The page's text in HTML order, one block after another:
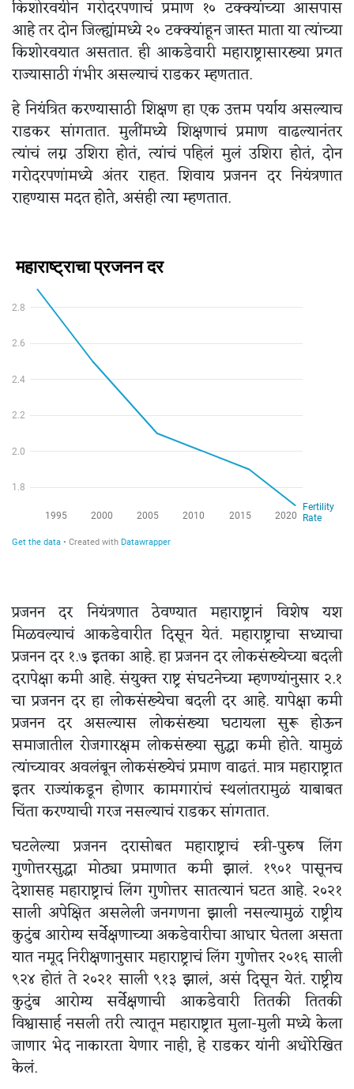
किशोरवयीन गरोदरपणाचं प्रमाण १० टक्क्यांच्या आसपास
आहे तर दोन जिल्ह्यांमध्ये २० टक्क्यांहून जास्त माता या त्यांच्या
किशोरवयात असतात. ही आकडेवारी महाराष्ट्रासारख्या प्रगत
राज्यासाठी गंभीर असल्याचं राडकर म्हणतात.
हे नियंत्रित करण्यासाठी शिक्षण हा एक उत्तम पर्याय असल्याच
राडकर सांगतात. मुलींमध्ये शिक्षणाचं प्रमाण वाढल्यानंतर
त्यांचं लग्न उशिरा होतं, त्यांचं पहिलं मुलं उशिरा होतं, दोन
गरोदरपणांमध्ये अंतर राहत. शिवाय प्रजनन दर नियंत्रणात
राहण्यास मदत होते, असंही त्या म्हणतात.
प्रजनन दर नियंत्रणात ठेवण्यात महाराष्ट्रानं विशेष यश
मिळवल्याचं आकडेवारीत दिसून येतं. महाराष्ट्राचा सध्याचा
प्रजनन दर १.७ इतका आहे. हा प्रजनन दर लोकसंख्येच्या बदली
दरापेक्षा कमी आहे. संयुक्त राष्ट्र संघटनेच्या म्हणण्यांनुसार २.१
चा प्रजनन दर हा लोकसंख्येचा बदली दर आहे. यापेक्षा कमी
प्रजनन दर असल्यास लोकसंख्या घटायला सुरू होऊन
समाजातील रोजगारक्षम लोकसंख्या सुद्धा कमी होते. यामुळं
त्यांच्यावर अवलंबून लोकसंख्येचं प्रमाण वाढतं. मात्र महाराष्ट्रात
इतर राज्यांकडून होणार कामगारांचं स्थलांतरामुळं याबाबत
चिंता करण्याची गरज नसल्याचं राडकर सांगतात.
घटलेल्या प्रजनन दरासोबत महाराष्ट्राचं स्त्री-पुरुष लिंग
गुणोत्तरसुद्धा मोठ्या प्रमाणात कमी झालं. १९०१ पासूनच
देशासह महाराष्ट्राचं लिंग गुणोत्तर सातत्यानं घटत आहे. २०२१
साली अपेक्षित असलेली जनगणना झाली नसल्यामुळं राष्ट्रीय
कुटुंब आरोग्य सर्वेक्षणाच्या अकडेवारीचा आधार घेतला असता
यात नमूद निरीक्षणानुसार महाराष्ट्राचं लिंग गुणोत्तर २०१६ साली
९२४ होतं ते २०२१ साली ९१३ झालं, असं दिसून येतं. राष्ट्रीय
कुटुंब आरोग्य सर्वेक्षणाची आकडेवारी तितकी तितकी
विश्वासार्ह नसली तरी त्यातून महाराष्ट्रात मुला-मुली मध्ये केला
जाणार भेद नाकारता येणार नाही, हे राडकर यांनी अधोरेखित
केलं.